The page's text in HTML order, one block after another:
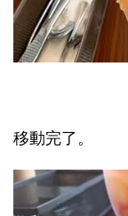
移動完了。